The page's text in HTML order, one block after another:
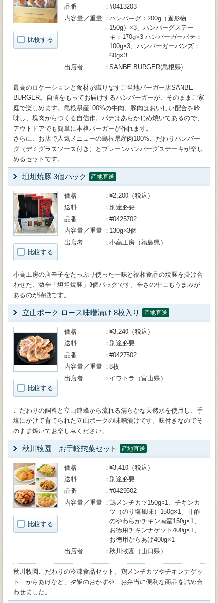
比較する
品番
#0413203
内容量／重量
ハンバーグ：200g（固形物
150g）×3、ハンバーグステー
キ：170g×3 ハンバーガーパテ：
100g×3、ハンバーガーバンズ：
60g×3
出店者
SANBE BURGER(島根県)
最高のロケーションと食材が織りなすご当地バーガー店SANBE
BURGER。自信をもってお届けするハンバーガーが、そのままご家
庭で楽しめます。島根県産100%の牛肉、豚肉はおいしい配合を吟
味し、塊肉からつくる自信作。パテはあらかじめ焼いてあるので、
アウトドアでも簡単に本格バーガーが作れます。
さらに、お店で人気メニューの島根県産肉100%こだわりハンバー
グ（デミグラスソース付き）とプレーンハンバーグステーキが楽し
めるセットです。
坦坦焼豚 3個パック 産地直送
比較する
価格
¥2,200（税込）
送料
別途必要
品番
#0425702
内容量／重量
130g×3個
出店者
小高工房（福島県）
小高工房の唐辛子をたっぷり使った一味と福相食品の焼豚を掛け合
わせた、激辛「坦坦焼豚」3個パックです。辛さの中にもうまみが
あるのが特徴です。
立山ポーク ロース味噌漬け 8枚入り 産地直送
比較する
価格
¥3,240（税込）
送料
別途必要
品番
#0427502
内容量／重量
8枚
出店者
イワトラ（富山県）
こだわりの飼料と立山連峰から流れる清らかな天然水を使用し、手
塩にかけて育てられた立山ポークの味噌漬けです。味付きなのでそ
のまま焼いてお楽しみください。
秋川牧園 お手軽惣菜セット 産地直送
比較する
価格
¥3,410（税込）
送料
別途必要
品番
#0429502
内容量／重量
鶏メンチカツ150g×1、チキンカ
ツ（のり塩風味）150g×1、甘酢
のやわらかチキン南蛮150g×1、
お徳用チキンナゲット400g×1、
お徳用からあげ400g×1
出店者
秋川牧園（山口県）
秋川牧園こだわりの冷凍食品セット。鶏メンチカツやチキンナゲッ
ト、からあげなど、夕飯のおかずや、お弁当に便利な商品を詰め合
わせました。